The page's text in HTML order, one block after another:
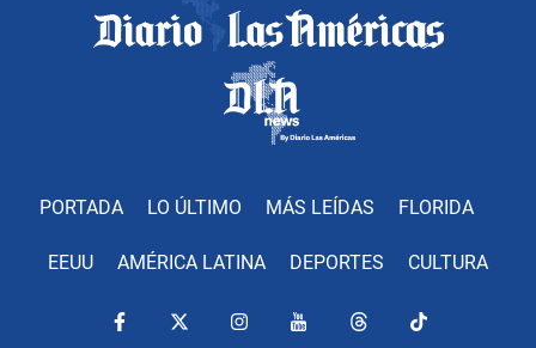
PORTADA LO ÚLTIMO MÁS LEÍDAS FLORIDA
EEUU AMÉRICA LATINA DEPORTES CULTURA